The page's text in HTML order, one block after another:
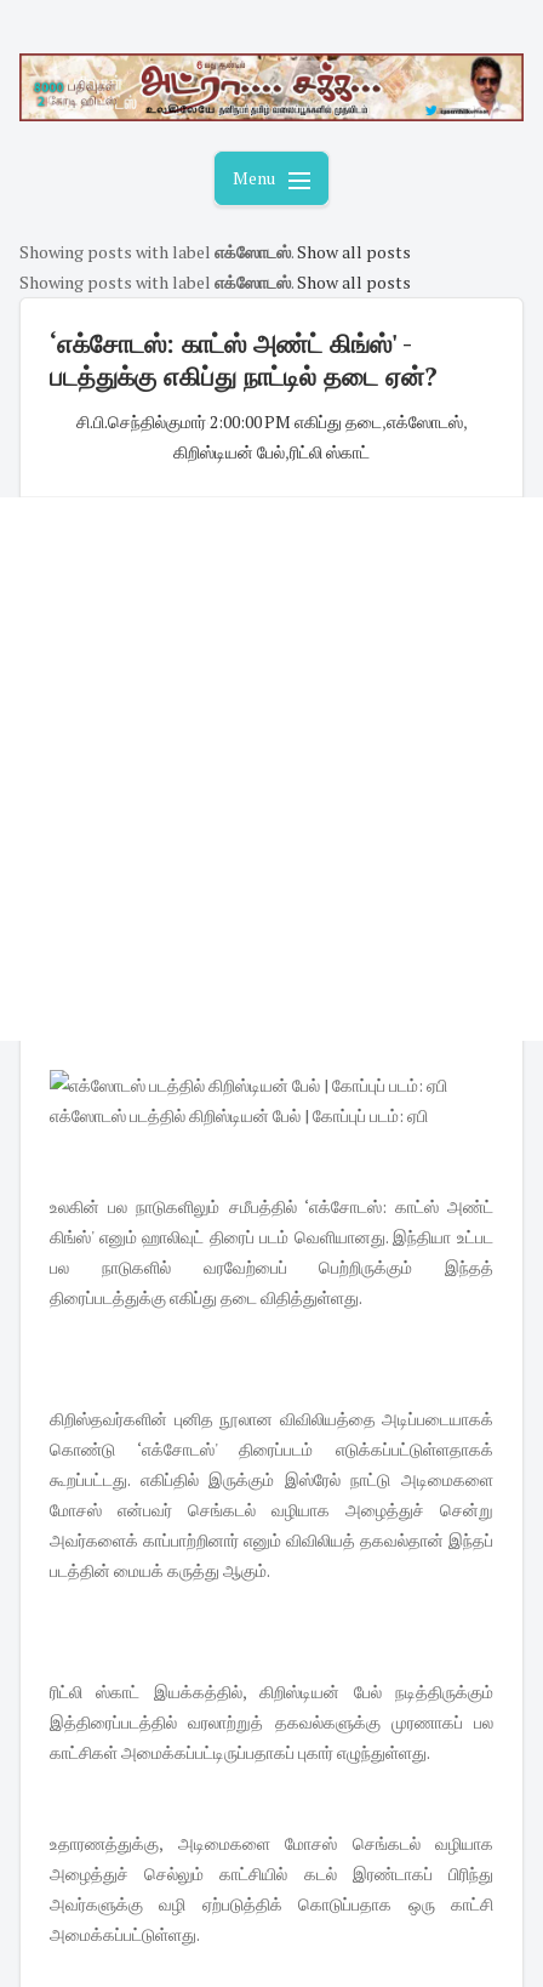
content
Menu
Showing posts with label எக்ஸோடஸ்.Show all posts
Showing posts with label எக்ஸோடஸ்.Show all posts
‘எக்சோடஸ்: காட்ஸ் அண்ட் கிங்ஸ்' -
படத்துக்கு எகிப்து நாட்டில் தடை ஏன்?
சி.பி.செந்தில்குமார்·2:00:00 PM எகிப்து தடை ,எக்ஸோடஸ்,
கிறிஸ்டியன் பேல்,ரிட்லி ஸ்காட்
எக்ஸோடஸ் படத்தில் கிறிஸ்டியன் பேல் | கோப்புப் படம்: ஏபி
உலகின் பல நாடுகளிலும் சமீபத்தில் ‘எக்சோடஸ்: காட்ஸ் அண்ட்
கிங்ஸ்' எனும் ஹாலிவுட் திரைப் படம் வெளியானது. இந்தியா உட்பட
பல நாடுகளில் வரவேற்பைப் பெற்றிருக்கும் இந்தத்
திரைப்படத்துக்கு எகிப்து தடை விதித்துள்ளது.
கிறிஸ்தவர்களின் புனித நூலான விவிலியத்தை அடிப்படையாகக்
கொண்டு ‘எக்சோடஸ்' திரைப்படம் எடுக்கப்பட்டுள்ளதாகக்
கூறப்பட்டது. எகிப்தில் இருக்கும் இஸ்ரேல் நாட்டு அடிமைகளை
மோசஸ் என்பவர் செங்கடல் வழியாக அழைத்துச் சென்று
அவர்களைக் காப்பாற்றினார் எனும் விவிலியத் தகவல்தான் இந்தப்
படத்தின் மையக் கருத்து ஆகும்.
ரிட்லி ஸ்காட் இயக்கத்தில், கிறிஸ்டியன் பேல் நடித்திருக்கும்
இத்திரைப்படத்தில் வரலாற்றுத் தகவல்களுக்கு முரணாகப் பல
காட்சிகள் அமைக்கப்பட்டிருப்பதாகப் புகார் எழுந்துள்ளது.
உதாரணத்துக்கு, அடிமைகளை மோசஸ் செங்கடல் வழியாக
அழைத்துச் செல்லும் காட்சியில் கடல் இரண்டாகப் பிரிந்து
அவர்களுக்கு வழி ஏற்படுத்திக் கொடுப்பதாக ஒரு காட்சி
அமைக்கப்பட்டுள்ளது.